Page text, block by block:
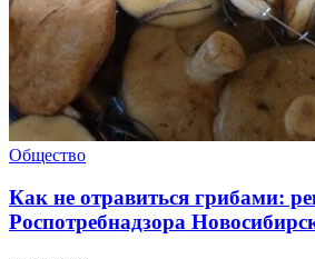
Общество
Как не отравиться грибами:
Роспотребнадзора